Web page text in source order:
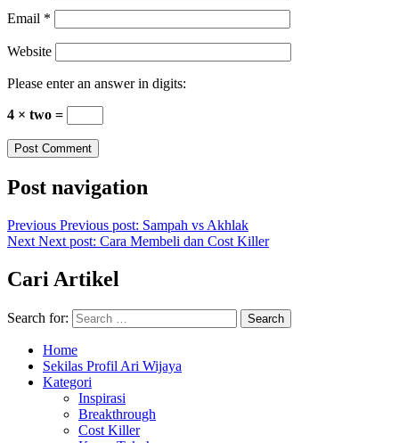
Email *
Website
Please enter an answer in digits:
4 × two =
Post navigation
Previous Previous post: Sampah vs Akhlak
Next Next post: Cara Membeli dan Cost Killer
Cari Artikel
Search for: Search
Home
Sekilas Profil Ari Wijaya
Kategori
Inspirasi
Breakthrough
Cost Killer